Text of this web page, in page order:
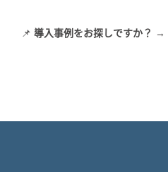
📌 導入事例をお探しですか？ →